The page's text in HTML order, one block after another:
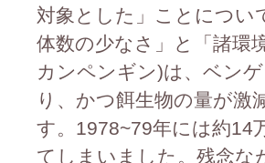
対象とした」ことについ
体数の少なさ」と「諸環
カンペンギン)は、ベン
り、かつ餌生物の量が激
す。1978~79年には約14
てしまいました。残念な